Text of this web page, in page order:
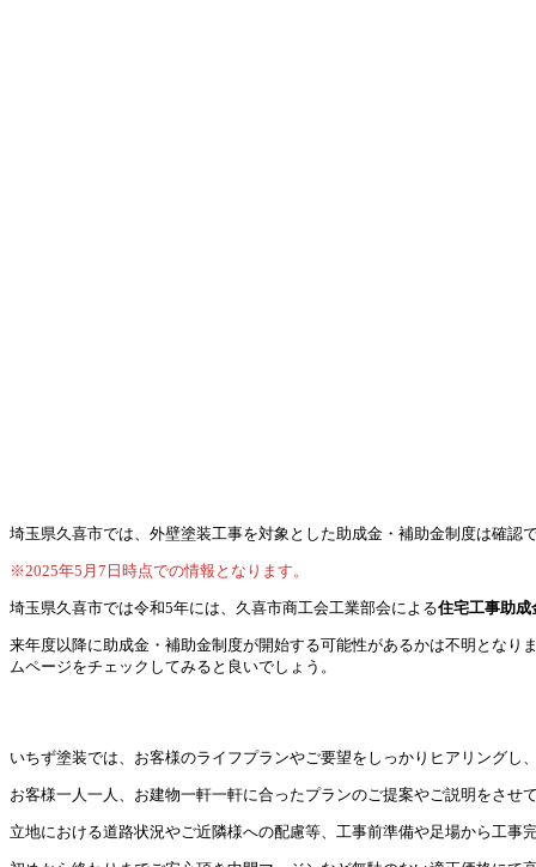
埼玉県久喜市では、外壁塗装工事を対象とした助成金・補助金制度は確認
※2025年5月7日時点での情報となります。
埼玉県久喜市では令和5年には、久喜市商工会工業部会による住宅工事助成
来年度以降に助成金・補助金制度が開始する可能性があるかは不明とな
ムページをチェックしてみると良いでしょう。
いちず塗装では、お客様のライフプランやご要望をしっかりヒアリングし
お客様一人一人、お建物一軒一軒に合ったプランのご提案やご説明をさせ
立地における道路状況やご近隣様への配慮等、工事前準備や足場から工事